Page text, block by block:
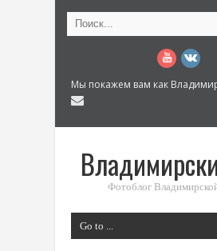
Мы покажем вам как
Фотоблог